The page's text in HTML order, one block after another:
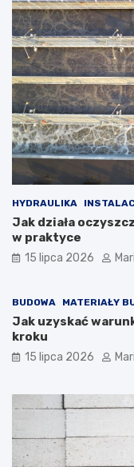
HYDRAULIKA
Jak działa
w praktyce
15 lipca 2026
BUDOWA MATERIAŁY
Jak uzyskać
kroku
15 lipca 2026